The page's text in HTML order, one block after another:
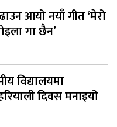
आयो नयाँ गीत ‘मेरो
गा छैन’
विद्यालयमा
दिवस मनाइयो